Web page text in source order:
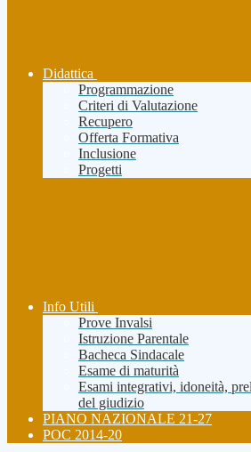
Didattica
Programmazione
Criteri di Valutazione
Recupero
Offerta Formativa
Inclusione
Progetti
Info Utili
Prove Invalsi
Istruzione Parentale
Bacheca Sindacale
Esame di maturità
Esami integrativi, idoneità,
del giudizio
PIANO NAZIONALE 21-27
POC 2014-20